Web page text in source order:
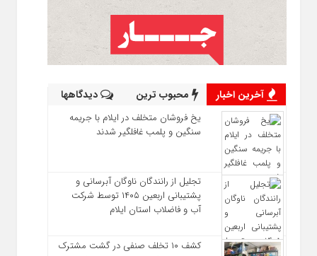
آخرین اخبار محبوب ترین دیدگاهها
یخ‌ فروشان متخلف در ایلام با جریمه
سنگین و پلمب غافلگیر شدند
تجلیل از رانندگان ناوگان آبرسانی و
پشتیبانی اربعین ۱۴۰۵ توسط شرکت
آب و فاضلاب استان ایلام
کشف ۱۰ تخلف صنفی در گشت مشترک